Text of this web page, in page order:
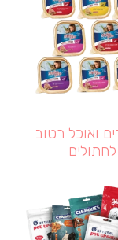
ואוכל רטוב
לחתולים